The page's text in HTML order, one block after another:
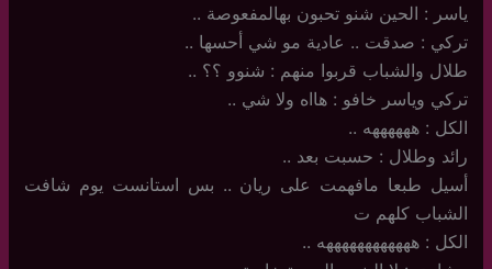
ياسر : الحين شنو تحبون بهالمفعوصة ..
تركي : صدقت .. عادية مو شي أحسها ..
طلال والشباب قربوا منهم : شنوو ؟؟ ..
تركي وياسر خافو : هااه ولا شي ..
الكل : ههههههه ..
رائد وطلال : حسبت بعد ..
أسيل طبعا مافهمت على ريان .. بس استانست يوم شافت
الشباب كلهم ت
الكل : ههههههههههههه ..